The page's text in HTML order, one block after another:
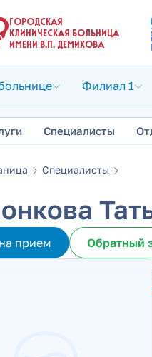
ГОРОДСКАЯ
КЛИНИЧЕСКАЯ БОЛЬНИЦА
ИМЕНИ В.П. ДЕМИХОВА
Филиал 1
Специалисты
Специалисты
прием Обратный